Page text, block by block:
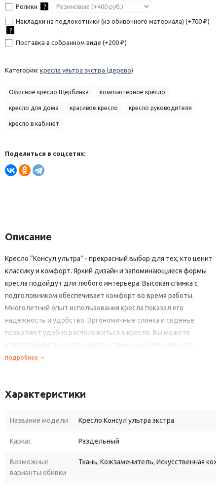
Ролики ?
Накладки на подлокотники (из обивочного материала) (+700 ₽ )
?
Поставка в собранном виде (+200 ₽ )
Категории: кресла ультра экстра (дерево)
Офисное кресло Щербинка компьютерное кресло
кресло для дома красивое кресло кресло руководителя
кресло в кабинет
Поделиться в соцсетях:
Описание
Кресло “Консул ультра” - прекрасный выбор для тех, кто ценит
классику и комфорт. Яркий дизайн и запоминающиеся формы
кресла подойдут для любого интерьера. Высокая спинка с
подголовником обеспечивает комфорт во время работы.
Многолетний опыт использования кресла показал его
надежность и удобство. Эргономичные спинка и сиденье
позволяют удобно расположиться в кресле. Вы можете
механизма. Кроме того, доступны различные обивочные
руководителя из нашего каталога - это разделение спинки от
виде. Объем коробки обычного кресла руководителя - это 0,35
вид кресел стал более презентабельным, а вот цена кресла
стала значительно стала ниже, чем у обычных кресел.
подробнее
Характеристики
Название модели Кресло Консул ультра экстра
Каркас Раздельный
Возможные
варианты обивки
Ткань, Кожзаменитель, Искусственная